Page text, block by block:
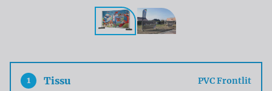
1 Tissu PVC Frontlit